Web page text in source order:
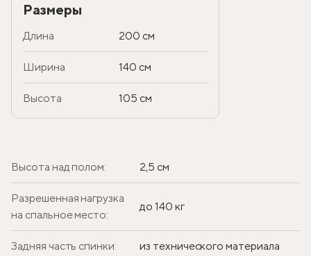
Размеры
Длина 200 см
Ширина 140 см
Высота 105 см
Высота над полом: 2,5 см
Разрешенная нагрузка
на спальное место:
до 140 кг
Задняя часть спинки: из технического материала